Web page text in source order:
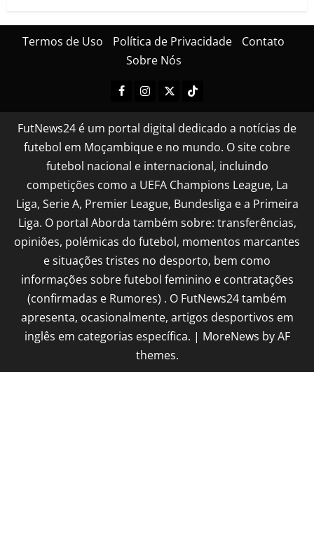
Termos de Uso Política de Privacidade
Contato
Sobre Nós
FutNews24 é um portal digital dedicado a notícias de
futebol em Moçambique e no mundo. O site cobre
futebol nacional e internacional, incluindo
competições como a UEFA Champions League, La
Liga, Serie A, Premier League, Bundesliga e a Primeira
Liga. O portal Aborda também sobre: transferências,
opiniões, polémicas do futebol, momentos marcantes
e situações tristes no desporto, bem como
informações sobre futebol feminino e contratações
(confirmadas e Rumores) . O FutNews24 também
apresenta, ocasionalmente, artigos desportivos em
inglês em categorias específica. | MoreNews by AF
themes.